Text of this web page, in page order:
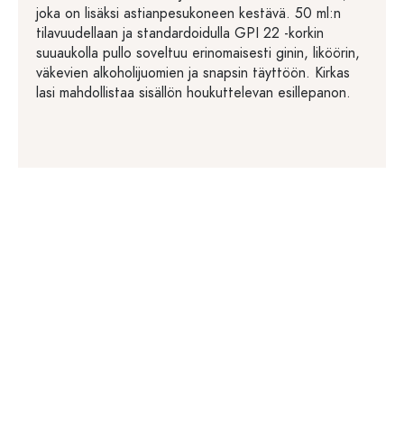
joka on lisäksi astianpesukoneen kestävä. 50 ml:n
tilavuudellaan ja standardoidulla GPI 22 -korkin
suuaukolla pullo soveltuu erinomaisesti ginin, liköörin,
väkevien alkoholijuomien ja snapsin täyttöön. Kirkas
lasi mahdollistaa sisällön houkuttelevan esillepanon.